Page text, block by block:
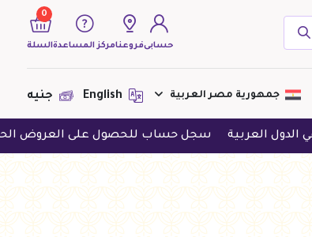
حسابىفروعنامركز المساعدة
0
السلة
لا يوجد منتجات لعرضها فى الوقت
الحالى
جمهورية مصر العربية جنيه
سجل حساب للحصول على العروض الحصرية حمل